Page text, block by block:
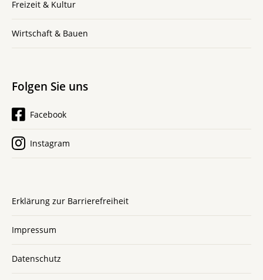
Freizeit & Kultur
Wirtschaft & Bauen
Folgen Sie uns
Facebook
Instagram
Erklärung zur Barrierefreiheit
Impressum
Datenschutz